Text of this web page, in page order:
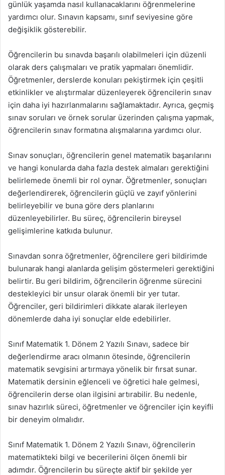
günlük yaşamda nasıl kullanacaklarını öğrenmelerine
yardımcı olur. Sınavın kapsamı, sınıf seviyesine göre
değişiklik gösterebilir.
Öğrencilerin bu sınavda başarılı olabilmeleri için düzenli
olarak ders çalışmaları ve pratik yapmaları önemlidir.
Öğretmenler, derslerde konuları pekiştirmek için çeşitli
etkinlikler ve alıştırmalar düzenleyerek öğrencilerin sınav
için daha iyi hazırlanmalarını sağlamaktadır. Ayrıca, geçmiş
sınav soruları ve örnek sorular üzerinden çalışma yapmak,
öğrencilerin sınav formatına alışmalarına yardımcı olur.
Sınav sonuçları, öğrencilerin genel matematik başarılarını
ve hangi konularda daha fazla destek almaları gerektiğini
belirlemede önemli bir rol oynar. Öğretmenler, sonuçları
değerlendirerek, öğrencilerin güçlü ve zayıf yönlerini
belirleyebilir ve buna göre ders planlarını
düzenleyebilirler. Bu süreç, öğrencilerin bireysel
gelişimlerine katkıda bulunur.
Sınavdan sonra öğretmenler, öğrencilere geri bildirimde
bulunarak hangi alanlarda gelişim göstermeleri gerektiğini
belirtir. Bu geri bildirim, öğrencilerin öğrenme sürecini
destekleyici bir unsur olarak önemli bir yer tutar.
Öğrenciler, geri bildirimleri dikkate alarak ilerleyen
dönemlerde daha iyi sonuçlar elde edebilirler.
Sınıf Matematik 1. Dönem 2 Yazılı Sınavı, sadece bir
değerlendirme aracı olmanın ötesinde, öğrencilerin
matematik sevgisini artırmaya yönelik bir fırsat sunar.
Matematik dersinin eğlenceli ve öğretici hale gelmesi,
öğrencilerin derse olan ilgisini artırabilir. Bu nedenle,
sınav hazırlık süreci, öğretmenler ve öğrenciler için keyifli
bir deneyim olmalıdır.
Sınıf Matematik 1. Dönem 2 Yazılı Sınavı, öğrencilerin
matematikteki bilgi ve becerilerini ölçen önemli bir
adımdır. Öğrencilerin bu süreçte aktif bir şekilde yer